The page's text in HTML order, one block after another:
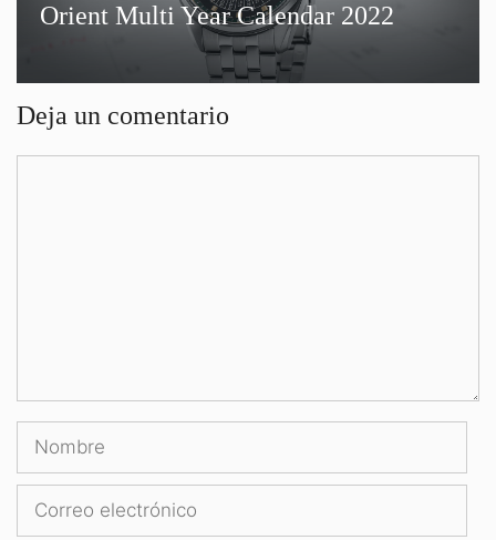
Orient Multi Year Calendar 2022
Deja un comentario
Nombre
Correo